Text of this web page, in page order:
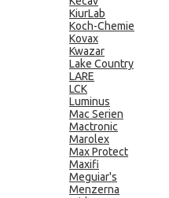
KiurLab
Koch-Chemie
Kovax
Kwazar
Lake Country
LARE
LCK
Luminus
Mac Serien
Mactronic
Marolex
Max Protect
Maxifi
Meguiar's
Menzerna